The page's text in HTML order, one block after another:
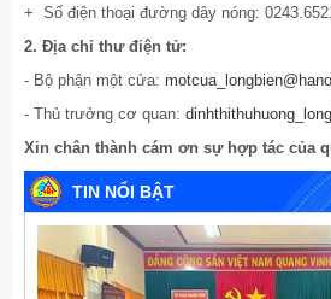
+ Số điện thoại đường dây nóng:
2. Địa chỉ thư điện tử:
- Bộ phận một cửa:
- Thủ trưởng cơ quan:
Xin chân thành cám ơn sự hợp tác của
TIN NỔI BẬT